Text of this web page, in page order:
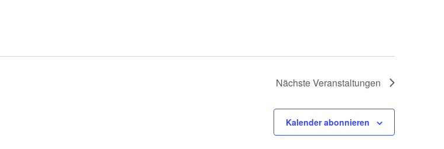
NächsteVeranstaltungen
Kalender abonnieren